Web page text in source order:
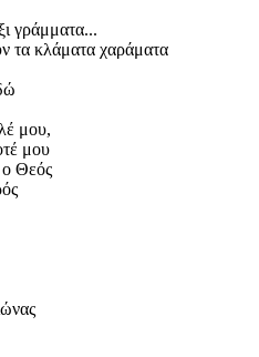
γράμματα...
τα κλάματα χαράματα
μου,
μου
ο Θεός